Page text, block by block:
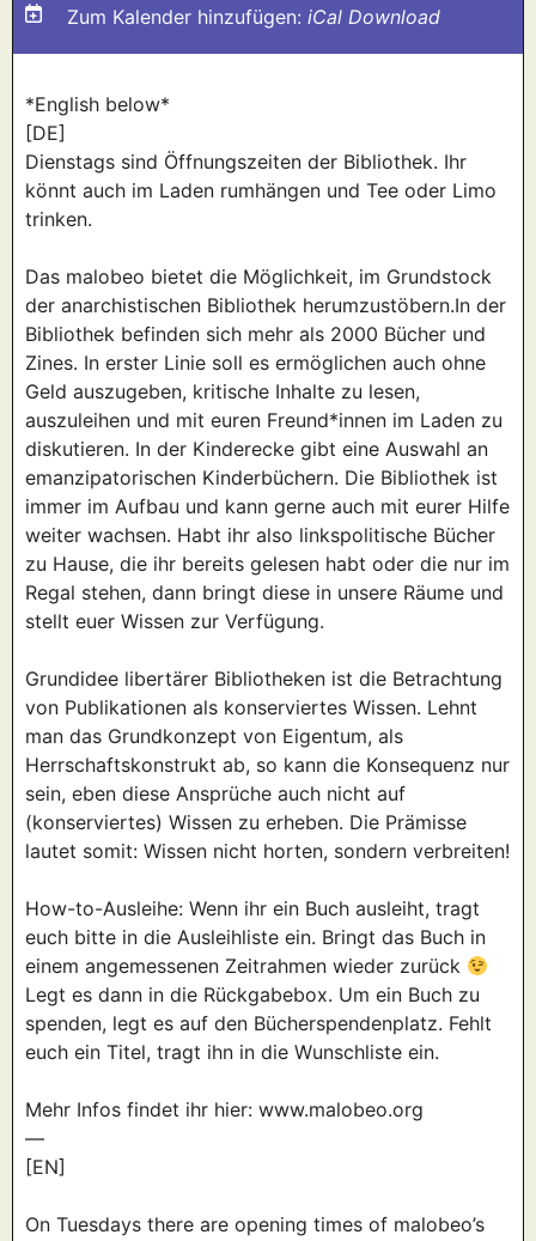
Zum Kalender hinzufügen: iCal Download
*English below*
[DE]
Dienstags sind Öffnungszeiten der Bibliothek. Ihr
könnt auch im Laden rumhängen und Tee oder Limo
trinken.
Das malobeo bietet die Möglichkeit, im Grundstock
der anarchistischen Bibliothek herumzustöbern.In der
Bibliothek befinden sich mehr als 2000 Bücher und
Zines. In erster Linie soll es ermöglichen auch ohne
Geld auszugeben, kritische Inhalte zu lesen,
auszuleihen und mit euren Freund*innen im Laden zu
diskutieren. In der Kinderecke gibt eine Auswahl an
emanzipatorischen Kinderbüchern. Die Bibliothek ist
immer im Aufbau und kann gerne auch mit eurer Hilfe
weiter wachsen. Habt ihr also linkspolitische Bücher
zu Hause, die ihr bereits gelesen habt oder die nur im
Regal stehen, dann bringt diese in unsere Räume und
stellt euer Wissen zur Verfügung.
Grundidee libertärer Bibliotheken ist die Betrachtung
von Publikationen als konserviertes Wissen. Lehnt
man das Grundkonzept von Eigentum, als
Herrschaftskonstrukt ab, so kann die Konsequenz nur
sein, eben diese Ansprüche auch nicht auf
(konserviertes) Wissen zu erheben. Die Prämisse
lautet somit: Wissen nicht horten, sondern verbreiten!
How-to-Ausleihe: Wenn ihr ein Buch ausleiht, tragt
euch bitte in die Ausleihliste ein. Bringt das Buch in
einem angemessenen Zeitrahmen wieder zurück
Legt es dann in die Rückgabebox. Um ein Buch zu
spenden, legt es auf den Bücherspendenplatz. Fehlt
euch ein Titel, tragt ihn in die Wunschliste ein.
Mehr Infos findet ihr hier: www.malobeo.org
—
[EN]
On Tuesdays there are opening times of malobeo’s